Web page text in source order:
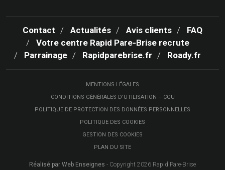
Contact Actualités Avis clients
FAQ
Votre centre Rapid Pare-Brise recrute
Parrainage
Rapidparebrise.fr Roady.fr
MENTIONS LÉGALES
CONDITIONS GÉNÉRALES D’UTILISATION – CGU
POLITIQUE DE PROTECTION DES DONNÉES PERSONNELLES
POLITIQUE DES COOKIES
GESTION DES COOKIES
PLAN DU SITE
Réalisé par Web Enseignes - Copyright 2026 Rapid Pare-Brise